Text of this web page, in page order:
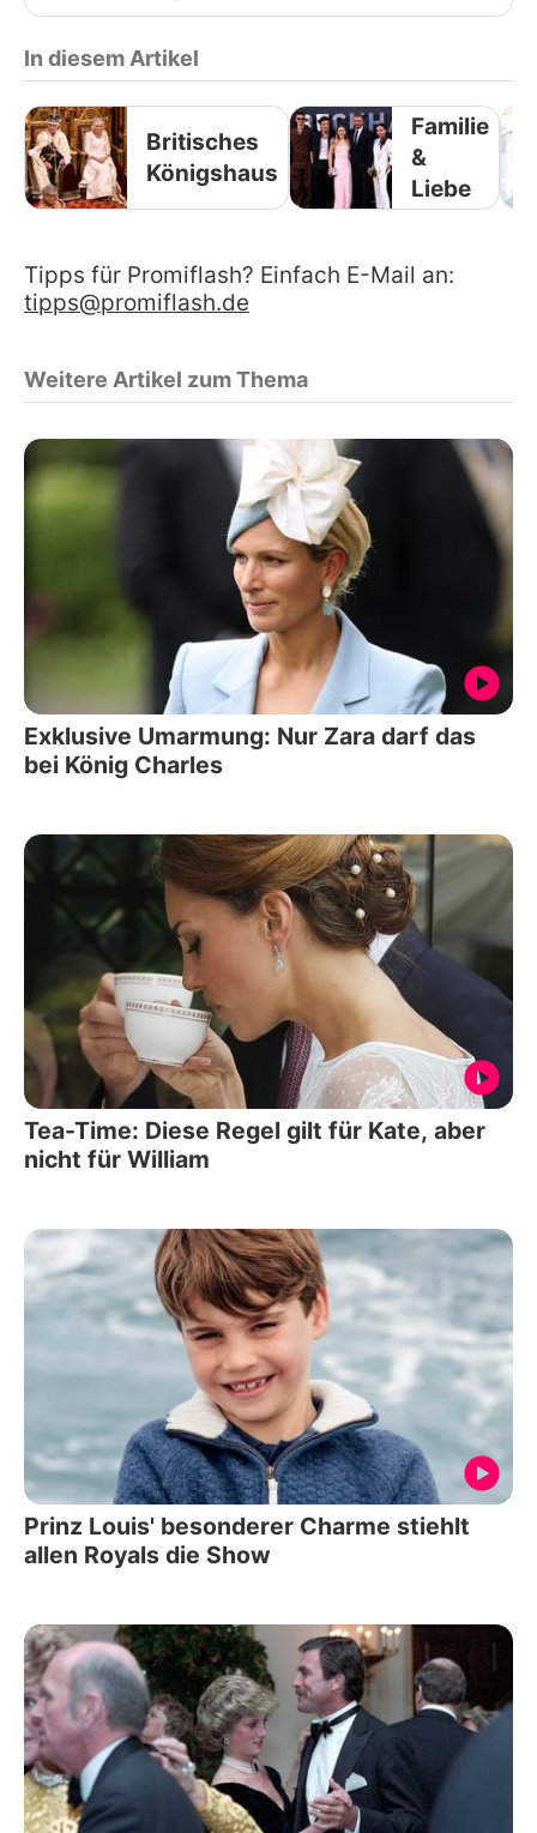
In diesem Artikel
Britisches
Königshaus
Familie
&
Liebe
Tipps für Promiflash? Einfach E-Mail an:
tipps@promiflash.de
Weitere Artikel zum Thema
Exklusive Umarmung: Nur Zara darf das
bei König Charles
Tea-Time: Diese Regel gilt für Kate, aber
nicht für William
Prinz Louis' besonderer Charme stiehlt
allen Royals die Show